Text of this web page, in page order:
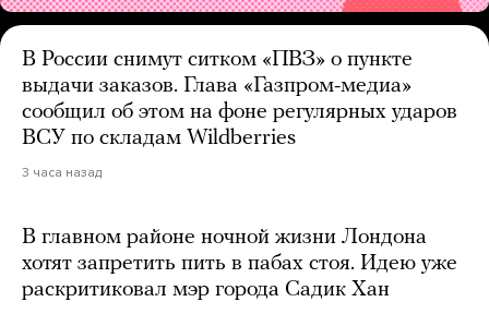
В России снимут ситком «ПВЗ» о пункте
выдачи заказов. Глава «Газпром-медиа»
сообщил об этом на фоне регулярных ударов
ВСУ по складам Wildberries
3 часа назад
В главном районе ночной жизни Лондона
хотят запретить пить в пабах стоя. Идею уже
раскритиковал мэр города Садик Хан